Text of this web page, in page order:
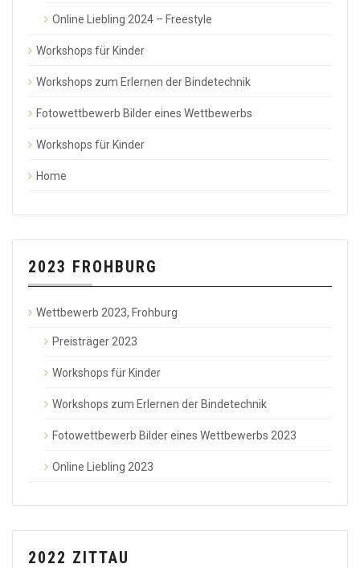
Online Liebling 2024 – Freestyle
Workshops für Kinder
Workshops zum Erlernen der Bindetechnik
Fotowettbewerb Bilder eines Wettbewerbs
Workshops für Kinder
Home
2023 FROHBURG
Wettbewerb 2023, Frohburg
Preisträger 2023
Workshops für Kinder
Workshops zum Erlernen der Bindetechnik
Fotowettbewerb Bilder eines Wettbewerbs 2023
Online Liebling 2023
2022 ZITTAU